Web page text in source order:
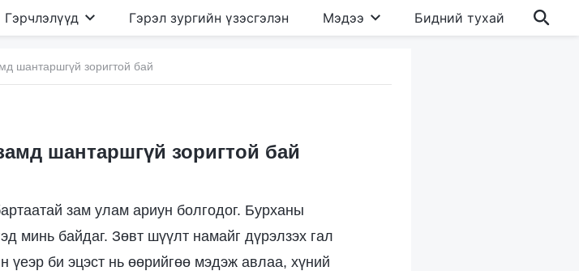
Гэрчлэлүүд Гэрэл зургийн үзэсгэлэн Мэдээ Бидний тухай
шантаршгүй зоригтой бай
шантаршгүй зоригтой бай
зам улам ариун болгодог. Бурханы
минь байдаг. Зөвт шүүлт намайг дүрэлзэх гал
үеэр би эцэст нь өөрийгөө мэдэж авлаа, хүний